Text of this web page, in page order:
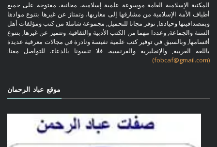
المكتبة الإسلامية العامة موسوعة علمية إسلامية، مجانية، مفتوحة على جميع
أطياف الأمة الإسلامية من مشارقها إلى مغاربها، وتمتاز عن غيرها بتنوع موادها
وبمصداقيتها وحيادها, توفر مجانا للتحميل, مجموعة شاملة من كتب ومؤلفات أهل
السنة والجماعة, وعددا مهما من الكتب الأدبية والثقافية. وتتميز عن غيرها, بتنوع
أقسامها, وبالسبق في توفير كتب علمية نفيسة ونادرة في مجالات معرفية عديدة
باللغة العربية, والإنجليزية والفرنسية. فلا تنسونا بالدعاء. للتواصل معنا:
(fobcaf@gmail.com)
موقع عباد الرحمان